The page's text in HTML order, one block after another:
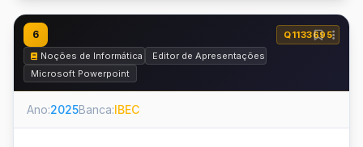
6
Q1133695
Noções de Informática
Editor de Apresentações - PowerPoint e
Microsoft Powerpoint
Ano:2025Banca:IBEC